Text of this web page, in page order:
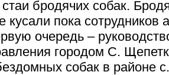
бродячих собак.
кусали пока сотрудников
очередь –
городом С.
собак в районе